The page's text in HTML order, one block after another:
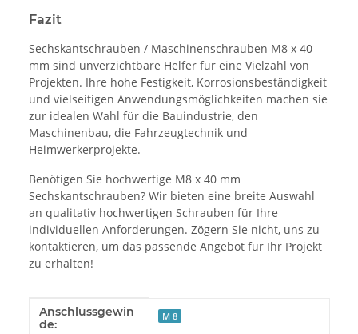
Fazit
Sechskantschrauben / Maschinenschrauben M8 x 40
mm sind unverzichtbare Helfer für eine Vielzahl von
Projekten. Ihre hohe Festigkeit, Korrosionsbeständigkeit
und vielseitigen Anwendungsmöglichkeiten machen sie
zur idealen Wahl für die Bauindustrie, den
Maschinenbau, die Fahrzeugtechnik und
Heimwerkerprojekte.
Benötigen Sie hochwertige M8 x 40 mm
Sechskantschrauben? Wir bieten eine breite Auswahl
an qualitativ hochwertigen Schrauben für Ihre
individuellen Anforderungen. Zögern Sie nicht, uns zu
kontaktieren, um das passende Angebot für Ihr Projekt
zu erhalten!
Produkteigenschaft
Wert
Anschlussgewin
de:
M 8